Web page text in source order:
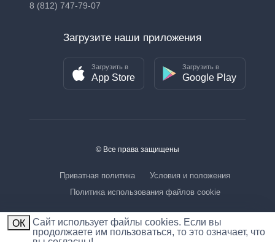
8 (812) 747-79-07
Загрузите наши приложения
Загрузить в
App Store
Загрузить в
Google Play
© Все права защищены
Приватная политика
Условия и положения
Политика использования файлов cookie
ОК
Cайт использует файлы cookies. Если вы
продолжаете им пользоваться, то это означает, что